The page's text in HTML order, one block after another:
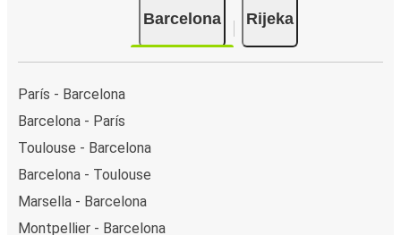
Barcelona Rijeka
París - Barcelona
Barcelona - París
Toulouse - Barcelona
Barcelona - Toulouse
Marsella - Barcelona
Montpellier - Barcelona